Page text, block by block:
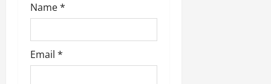
Name*
Email *